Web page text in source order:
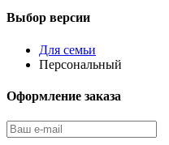
Выбор версии
Для семьи
Персональный
Оформление заказа